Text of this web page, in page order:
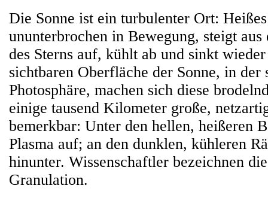
Die Sonne ist ein turbulenter Ort:
ununterbrochen in Bewegung, steigt
des Sterns auf, kühlt ab und sinkt
sichtbaren Oberfläche der Sonne, in der
Photosphäre, machen sich diese
einige tausend Kilometer große,
bemerkbar: Unter den hellen, heißeren
Plasma auf; an den dunklen, kühleren
hinunter. Wissenschaftler bezeichnen
Granulation.